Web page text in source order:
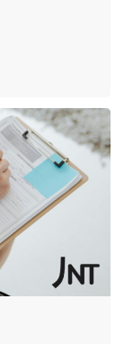
et voi